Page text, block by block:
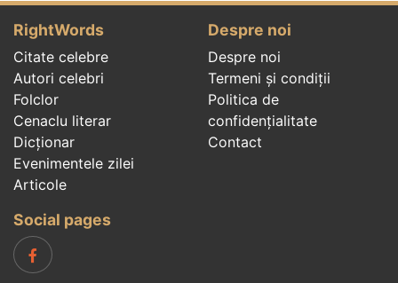
RightWords
Citate celebre
Autori celebri
Folclor
Cenaclu literar
Dicționar
Evenimentele zilei
Articole
Despre noi
Despre noi
Termeni și condiții
Politica de
confidenţialitate
Contact
Social pages